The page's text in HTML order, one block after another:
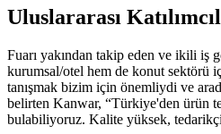
Uluslararası
Fuarı yakından takip eden ve ikili iş
kurumsal/otel hem de konut sektörü
tanışmak bizim için önemliydi ve
belirten Kanwar, “Türkiye'den ürün
bulabiliyoruz. Kalite yüksek,